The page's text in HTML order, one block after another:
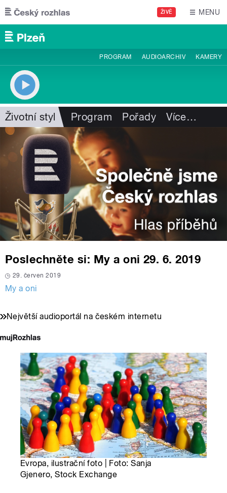
Přejít k hlavnímu obsahu
ŽIVĚ MENU
PROGRAM AUDIOARCHIV KAMERY
Životní styl Program Pořady Více…
Poslechněte si: My a oni 29. 6. 2019
29. červen 2019
My a oni
Největší audioportál na českém internetu
Evropa, ilustrační foto | Foto: Sanja
Gjenero, Stock Exchange